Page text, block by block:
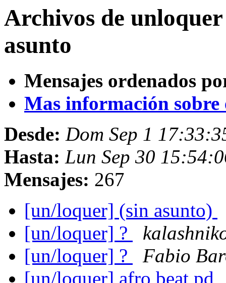
Archivos de
asunto
Mensajes ordenados
Mas información sobre
Desde: Dom Sep 1
Hasta: Lun Sep 30
Mensajes: 267
[un/loquer] (sin asunto)
[un/loquer] ?
[un/loquer] ?
Fabio
[un/loquer] afro beat pd